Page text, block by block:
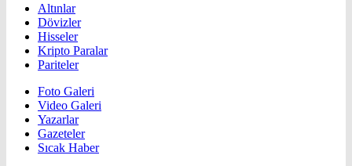
Altınlar
Dövizler
Hisseler
Kripto Paralar
Pariteler
Foto Galeri
Video Galeri
Yazarlar
Gazeteler
Sıcak Haber